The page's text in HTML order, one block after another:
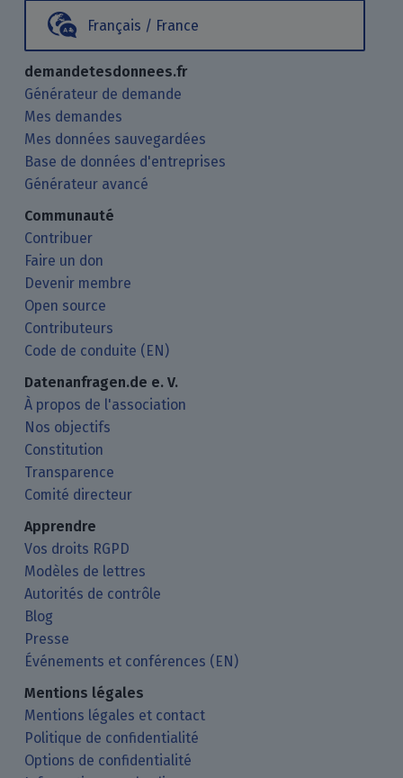
Français / France
demandetesdonnees.fr
Générateur de demande
Mes demandes
Mes données sauvegardées
Base de données d'entreprises
Générateur avancé
Communauté
Contribuer
Faire un don
Devenir membre
Open source
Contributeurs
Code de conduite (EN)
Datenanfragen.de e. V.
À propos de l'association
Nos objectifs
Constitution
Transparence
Comité directeur
Apprendre
Vos droits RGPD
Modèles de lettres
Autorités de contrôle
Blog
Presse
Événements et conférences (EN)
Mentions légales
Mentions légales et contact
Politique de confidentialité
Options de confidentialité